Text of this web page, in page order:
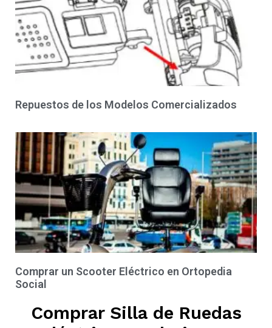
Repuestos de los Modelos Comercializados
Comprar un Scooter Eléctrico en Ortopedia
Social
Comprar Silla de Ruedas